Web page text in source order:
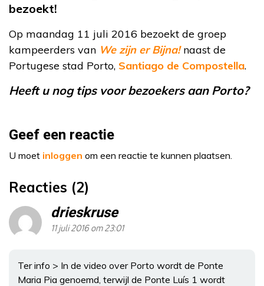
bezoekt!
Op maandag 11 juli 2016 bezoekt de groep
kampeerders van We zijn er Bijna!naast de
Portugese stad Porto, Santiago de Compostella.
Heeft u nog tips voor bezoekers aan Porto?
Geef een reactie
U moet inloggen om een reactie te kunnen plaatsen.
Reacties (2)
drieskruse
11 juli 2016 om 23:01
Ter info > In de video over Porto wordt de Ponte
Maria Pia genoemd, terwijl de Ponte Luís 1 wordt